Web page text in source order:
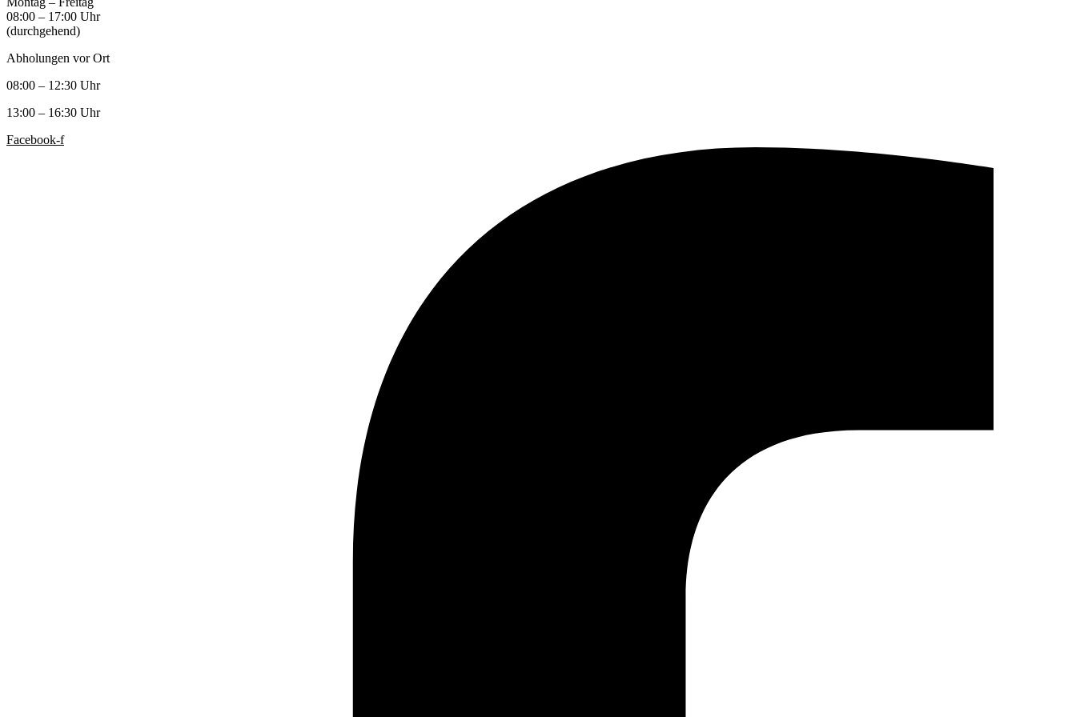
08:00 – 17:00 Uhr
(durchgehend)
Abholungen vor Ort
08:00 – 12:30 Uhr
13:00 – 16:30 Uhr
Facebook-f